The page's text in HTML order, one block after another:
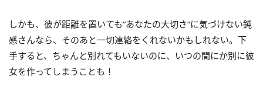
しかも、彼が距離を置いても“あなたの大切さ”に気づけない鈍
感さんなら、そのあと一切連絡をくれないかもしれない。下
手すると、ちゃんと別れてもいないのに、いつの間にか別に彼
女を作ってしまうことも！